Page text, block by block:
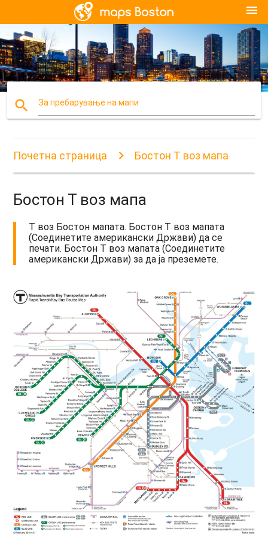
menu
search За пребарување на мапи
Почетна страница Бостон Т воз мапа
Бостон Т воз мапа
Т воз Бостон мапата. Бостон Т воз мапата
(Соединетите американски Држави) да се
печати. Бостон Т воз мапата (Соединетите
американски Држави) за да ја преземете.